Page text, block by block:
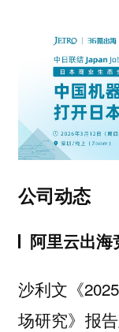
公司动态
阿里云出
沙利文《
场研究》报